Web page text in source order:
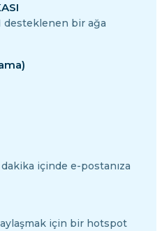
desteklenen bir ağa
içinde e-postanıza
için bir hotspot